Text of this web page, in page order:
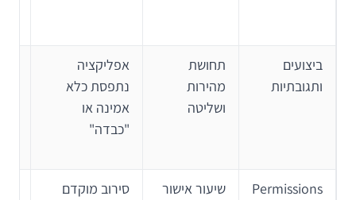
ביצועים
ותגובתיות
תחושת
מהירות
ושליטה
אפליקציה
נתפסת כלא
אמינה או
"כבדה"
Permissions
שיעור אישור
סירוב מוקדם